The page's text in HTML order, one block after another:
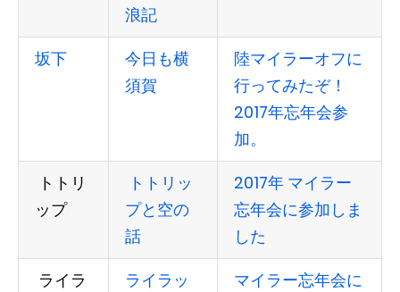
浪記
坂下
今日も横
須賀
陸マイラーオフに
行ってみたぞ！
2017年忘年会参
加。
トトリ
ップ
トトリッ
プと空の
話
2017年 マイラー
忘年会に参加しま
した
ライラ
ライラッ
マイラー忘年会に